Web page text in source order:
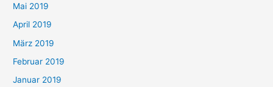
Mai 2019
April 2019
März 2019
Februar 2019
Januar 2019